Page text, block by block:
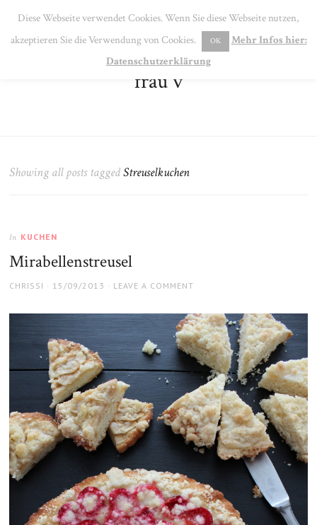
MENU
frau v
Showing all posts taggedStreuselkuchen
In KUCHEN
Mirabellenstreusel
AUTHOR
CHRISSI
POSTED
15/09/2013 LEAVE A COMMENT
Diese Webseite verwendet Cookies. Wenn Sie diese Webseite nutzen,
akzeptieren Sie die Verwendung von Cookies.
OK
Mehr Infos hier:
Datenschutzerklärung